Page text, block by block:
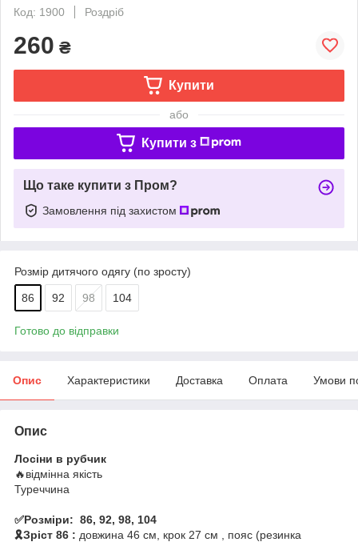
Код: 1900
Роздріб
260 ₴
Купити
або
Купити з
Що таке купити з Пром?
Замовлення під захистом
Розмір дитячого одягу (по зросту)
86 92 98 104
Готово до відправки
Опис Характеристики Доставка Оплата Умови
Опис
Лосіни в рубчик
🔥відмінна якість
Туреччина
✅Розміри: 86, 92, 98, 104
🎗️Зріст 86 : довжина 46 см, крок 27 см , пояс (резинка